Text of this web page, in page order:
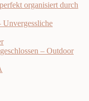
organisiert durch
– Outdoor